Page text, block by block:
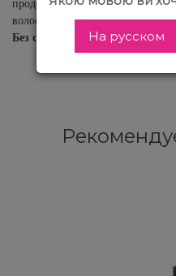
волос.
Без сульфатов. Без парабенов.
На русском